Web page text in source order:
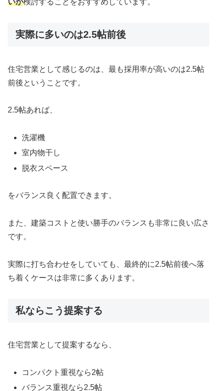
いか検討することをおすすめしています。
実際に多いのは2.5帖前後
住宅営業として感じるのは、最も採用率が高いのは2.5帖
前後ということです。
2.5帖あれば、
洗濯機
室内物干し
脱衣スペース
をバランス良く配置できます。
また、建築コストと使い勝手のバランスも非常に良い広さ
です。
実際に打ち合わせをしていても、最終的に2.5帖前後へ落
ち着くケースは非常に多くあります。
私ならこう提案する
住宅営業として提案するなら、
コンパクト重視なら2帖
バランス重視なら2.5帖